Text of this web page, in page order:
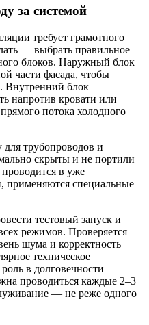
за системой
требует грамотного
— выбрать правильное
блоков. Наружный блок
части фасада, чтобы
Внутренний блок
напротив кровати или
потока холодного
для трубопроводов и
скрыты и не портили
в уже
применяются специальные
тестовый запуск и
режимов. Проверяется
шума и корректность
техническое
в долговечности
проводиться каждые 2–3
— не реже одного